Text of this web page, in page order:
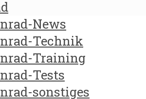
News
Technik
Training
Tests
sonstiges